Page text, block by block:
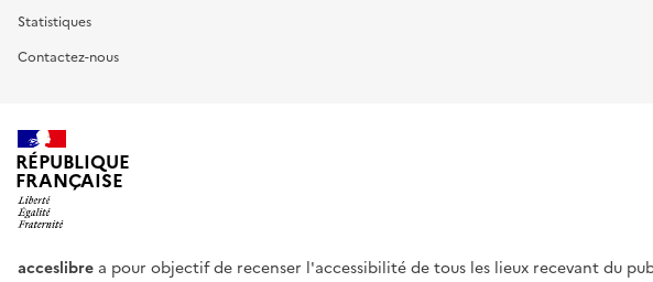
Statistiques
Contactez-nous
RÉPUBLIQUE
FRANÇAISE
acceslibre a pour objectif de recenser l'accessibilité de tous les lieux recevant du